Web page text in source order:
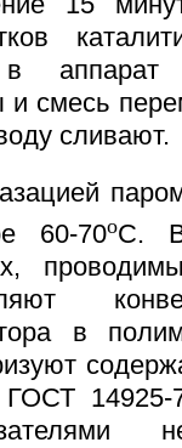
и смесь
сливают.
60-70oС.
в
14925-